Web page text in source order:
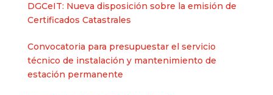
DGCeIT: Nueva disposición sobre la emisión de
Certificados Catastrales
Convocatoria para presupuestar el servicio
técnico de instalación y mantenimiento de
estación permanente